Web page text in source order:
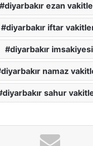
diyarbakır ezan
diyarbakır iftar
diyarbakır imsakiyesi
diyarbakır namaz
diyarbakır sahur